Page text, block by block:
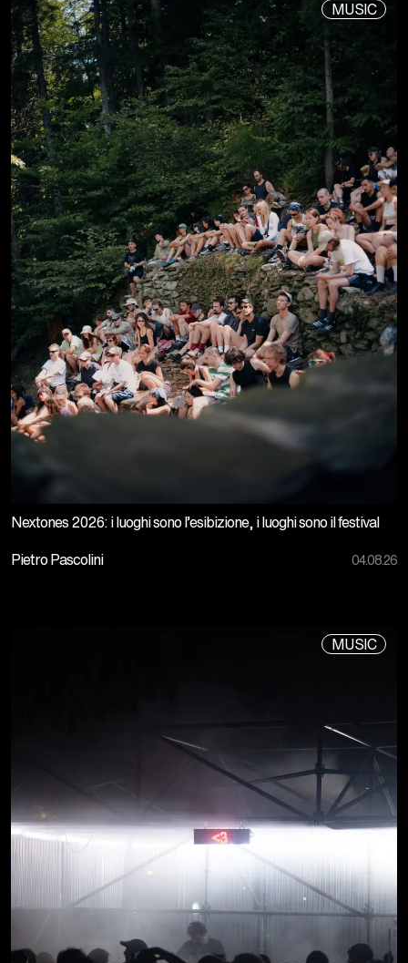
MUSIC
Nextones 2026: i luoghi sono l’esibizione, i luoghi sono il festival
Pietro Pascolini 04.08.26
MUSIC